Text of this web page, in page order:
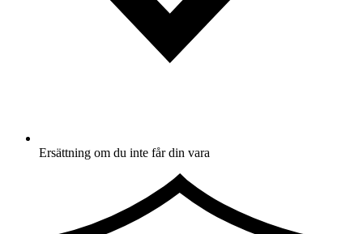
Ersättning om du inte får din vara